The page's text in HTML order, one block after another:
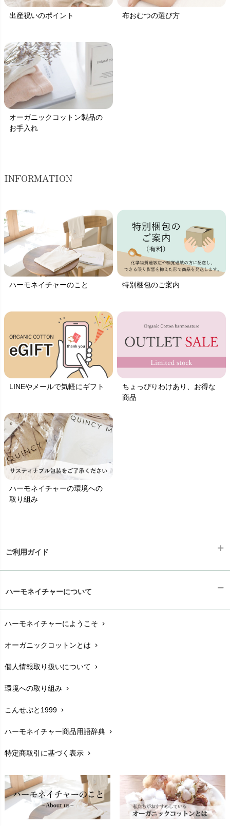
出産祝いのポイント 布おむつの選び方
オーガニックコットン製品の
お手入れ
INFORMATION
ハーモネイチャーのこと 特別梱包のご案内
LINEやメールで気軽にギフト
ちょっぴりわけあり、お得な
商品
ハーモネイチャーの環境への
取り組み
ご利用ガイド
配送と送料chevron_right
在庫状況と発送予定chevron_right
サイズ・寸法chevron_right
生地・素材chevron_right
お手入れについて
レビューを書こうchevron_right
返品交換chevron_right
FAXでのご注文
お問い合わせchevron_right
ハーモネイチャーについて
ハーモネイチャーにようこそ chevron_right
オーガニックコットンとは chevron_right
個人情報取り扱いについて chevron_right
環境への取り組み chevron_right
こんせぷと1999 chevron_right
ハーモネイチャー商品用語辞典 chevron_right
特定商取引に基づく表示 chevron_right